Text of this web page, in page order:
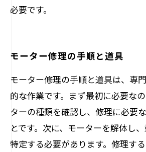
必要です。
モーター修理の手順と道具
モーター修理の手順と道具は、専
的な作業です。まず最初に必要な
ターの種類を確認し、修理に必要
とです。次に、モーターを解体し
特定する必要があります。修理する